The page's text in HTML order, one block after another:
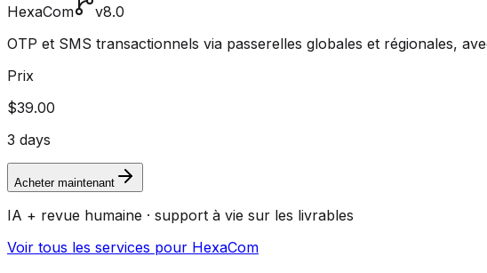
HexaCom
v8.0
OTP et SMS transactionnels via passerelles globales et régionales,
Prix
$39.00
3 days
Acheter maintenant
IA + revue humaine · support à vie sur les livrables
Voir tous les services pour HexaCom